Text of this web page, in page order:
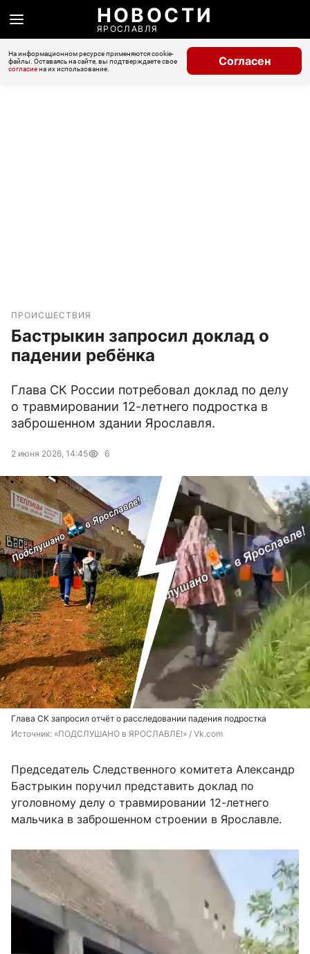
НОВОСТИ
ЯРОСЛАВЛЯ
На информационном ресурсе применяются cookie-
файлы. Оставаясь на сайте, вы подтверждаете свое
согласиена их использование.
Согласен
ПРОИСШЕСТВИЯ
Бастрыкин запросил доклад о
падении ребёнка
Глава СК России потребовал доклад по делу
о травмировании 12-летнего подростка в
заброшенном здании Ярославля.
2 июня 2026, 14:45 6
Глава СК запросил отчёт о расследовании падения подростка
Источник: «ПОДСЛУШАНО в ЯРОСЛАВЛЕ!» / Vk.com
Председатель Следственного комитета Александр
Бастрыкин поручил представить доклад по
уголовному делу о травмировании 12-летнего
мальчика в заброшенном строении в Ярославле.